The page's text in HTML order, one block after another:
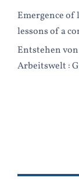
Emergence
lessons of a
Entstehen
Arbeitswelt :